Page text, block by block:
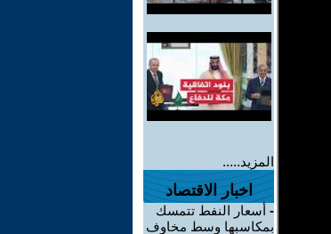
المزيد.....
اخبار الاقتصاد
- أسعار النفط تتمسك
بمكاسبها وسط مخاوف